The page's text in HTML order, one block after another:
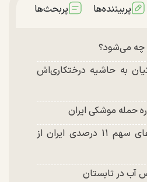
پربیننده‌ها پربحث‌ها
چه می‌شود؟
به حاشیه درختکاری‌اش
حمله موشکی ایران
پاسخ عراقچی به ادعای سهم ۱۱ درصدی ایران از
آب در تابستان